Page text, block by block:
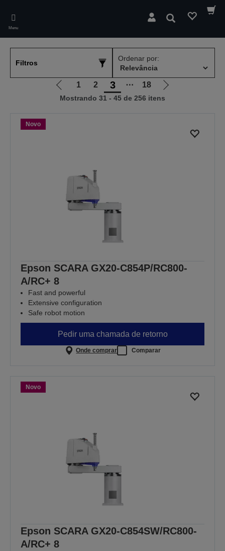
main
content
Menu
Pesquisar
Filtros
Ordenar por:
Ir
para
1 2 3 ⋯ 18
Ir
para
Mostrando 31 - 45 de 256 itens
Novo
Epson SCARA GX20-C854P/RC800-
A/RC+ 8
Fast and powerful
Extensive configuration
Safe robot motion
Pedir uma chamada de retorno
Onde comprar Comparar
Novo
Epson SCARA GX20-C854SW/RC800-
A/RC+ 8